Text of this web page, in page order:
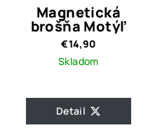
Magnetická
brošňa Motýľ
€14,90
Skladom
Detail